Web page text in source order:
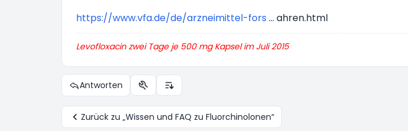
https://www.vfa.de/de/arzneimittel-fors ... ahren.html
Levofloxacin zwei Tage je 500 mg Kapsel im Juli 2015
Antworten Themen-Optionen
Anzeige- und Sortierungs-Einstellungen
Zurück zu „Wissen und FAQ zu Fluorchinolonen“